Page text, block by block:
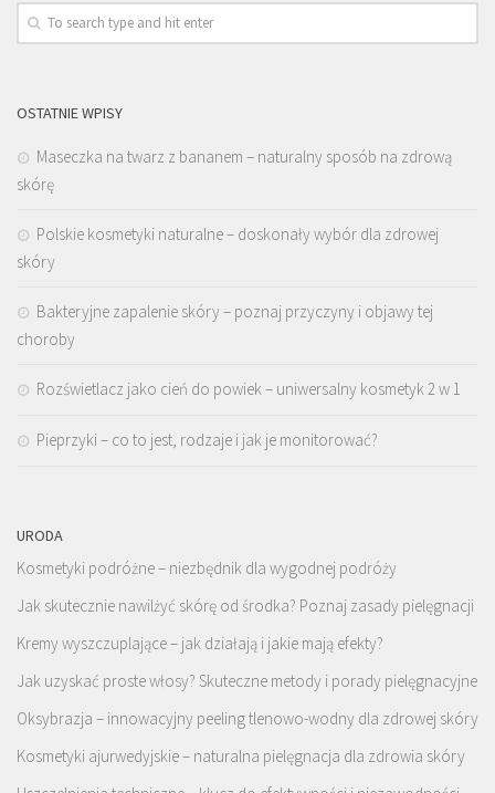
OSTATNIE WPISY
Maseczka na twarz z bananem – naturalny sposób na zdrową
skórę
Polskie kosmetyki naturalne – doskonały wybór dla zdrowej
skóry
Bakteryjne zapalenie skóry – poznaj przyczyny i objawy tej
choroby
Rozświetlacz jako cień do powiek – uniwersalny kosmetyk 2 w 1
Pieprzyki – co to jest, rodzaje i jak je monitorować?
URODA
Kosmetyki podróżne – niezbędnik dla wygodnej podróży
Jak skutecznie nawilżyć skórę od środka? Poznaj zasady pielęgnacji
Kremy wyszczuplające – jak działają i jakie mają efekty?
Jak uzyskać proste włosy? Skuteczne metody i porady pielęgnacyjne
Oksybrazja – innowacyjny peeling tlenowo-wodny dla zdrowej skóry
Kosmetyki ajurwedyjskie – naturalna pielęgnacja dla zdrowia skóry